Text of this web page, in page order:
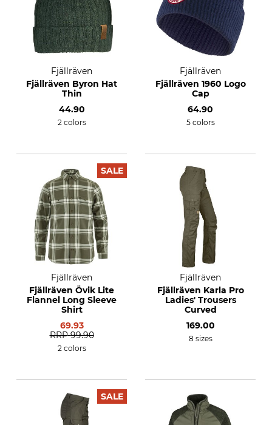
Fjällräven
Fjällräven Byron Hat
Thin
44.90
2 colors
Fjällräven
Fjällräven 1960 Logo
Cap
64.90
5 colors
SALE
Fjällräven
Fjällräven Övik Lite
Flannel Long Sleeve
Shirt
69.93
RRP 99.90
2 colors
Fjällräven
Fjällräven Karla Pro
Ladies' Trousers
Curved
169.00
8 sizes
SALE